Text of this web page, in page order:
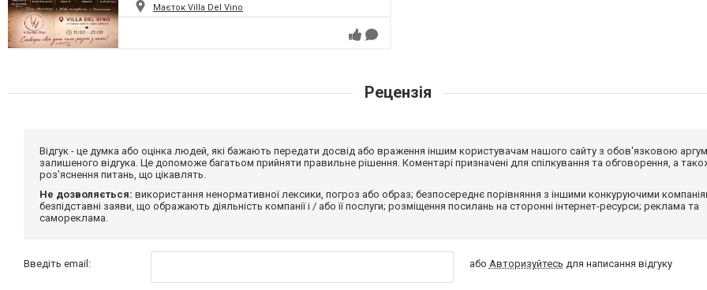
Маєток Villa Del Vino
Рецензія
Відгук - це думка або оцінка людей, які бажають передати досвід або враження іншим користувачам нашого сайту з обов'язковою
залишеного відгука. Це допоможе багатьом прийняти правильне рішення. Коментарі призначені для спілкування та обговорення, а
роз'яснення питань, що цікавлять.
Не дозволяється: використання ненормативної лексики, погроз або образ; безпосереднє порівняння з іншими конкуруючими
безпідставні заяви, що ображають діяльність компанії і / або її послуги; розміщення посилань на сторонні інтернет-ресурси; реклама та
самореклама.
Введіть email: або Авторизуйтесь для написання відгуку